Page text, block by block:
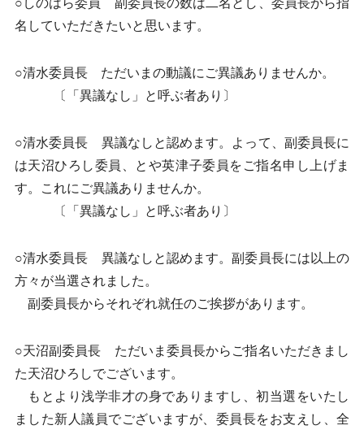
○しのはら委員 副委員長の数は二名とし、委員長から指
名していただきたいと思います。
○清水委員長 ただいまの動議にご異議ありませんか。
〔「異議なし」と呼ぶ者あり〕
○清水委員長 異議なしと認めます。よって、副委員長に
は天沼ひろし委員、とや英津子委員をご指名申し上げま
す。これにご異議ありませんか。
〔「異議なし」と呼ぶ者あり〕
○清水委員長 異議なしと認めます。副委員長には以上の
方々が当選されました。
副委員長からそれぞれ就任のご挨拶があります。
○天沼副委員長 ただいま委員長からご指名いただきまし
た天沼ひろしでございます。
もとより浅学非才の身でありますし、初当選をいたし
ました新人議員でございますが、委員長をお支えし、全